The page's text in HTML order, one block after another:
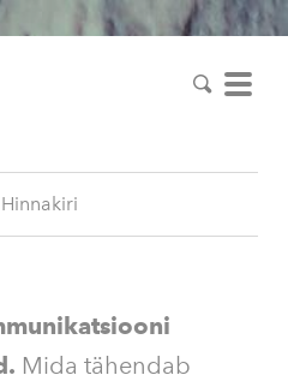
Hinnakiri
Mida tähendab